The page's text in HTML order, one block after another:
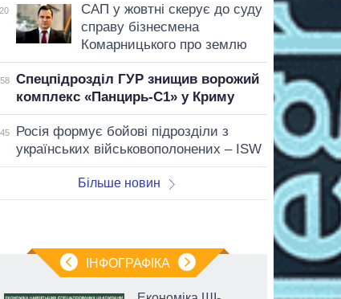
САП у жовтні скерує до суду
справу бізнесмена
Комарницького про землю
Спецпідрозділ ГУР знищив ворожий
комплекс «Панцирь-С1» у Криму
Росія формує бойові підрозділи з
українських військовополонених – ISW
Більше новин
ІНФОГРАФІКА